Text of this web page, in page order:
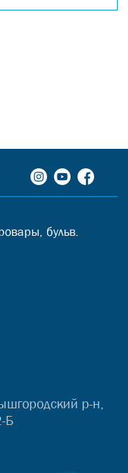
бульв.
р-н,
Б